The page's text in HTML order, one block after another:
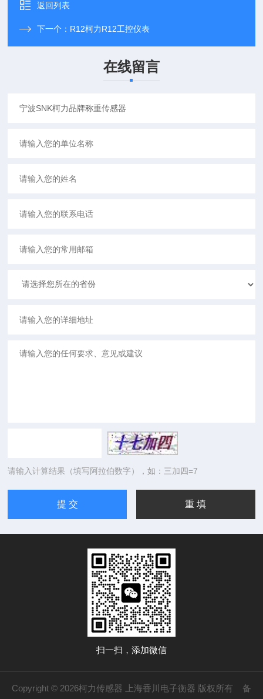
返回列表
下一个： R12柯力R12工控仪表
在线留言
请输入计算结果（填写阿拉伯数字），如：三加四=7
扫一扫，添加微信
Copyright © 2026柯力传感器 上海香川电子衡器 版权所有 备